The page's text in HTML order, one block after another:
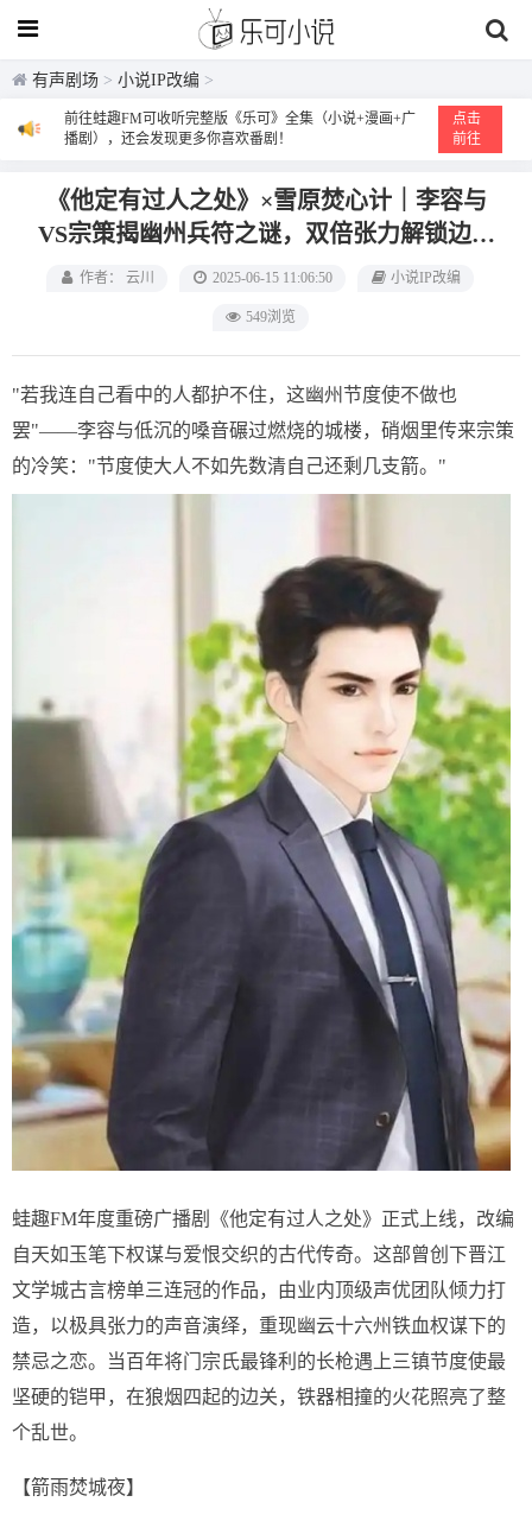
有声剧场 > 小说IP改编 >
前往蛙趣FM可收听完整版《乐可》全集（小说+漫画+广
播剧），还会发现更多你喜欢番剧！
点击
前往
《他定有过人之处》×雪原焚心计｜李容与
VS宗策揭幽州兵符之谜，双倍张力解锁边关
绝恋
作者： 云川 2025-06-15 11:06:50 小说IP改编
549浏览
"若我连自己看中的人都护不住，这幽州节度使不做也
罢"——李容与低沉的嗓音碾过燃烧的城楼，硝烟里传来宗策
的冷笑："节度使大人不如先数清自己还剩几支箭。"
蛙趣FM年度重磅广播剧《他定有过人之处》正式上线，改编
自天如玉笔下权谋与爱恨交织的古代传奇。这部曾创下晋江
文学城古言榜单三连冠的作品，由业内顶级声优团队倾力打
造，以极具张力的声音演绎，重现幽云十六州铁血权谋下的
禁忌之恋。当百年将门宗氏最锋利的长枪遇上三镇节度使最
坚硬的铠甲，在狼烟四起的边关，铁器相撞的火花照亮了整
个乱世。
【箭雨焚城夜】